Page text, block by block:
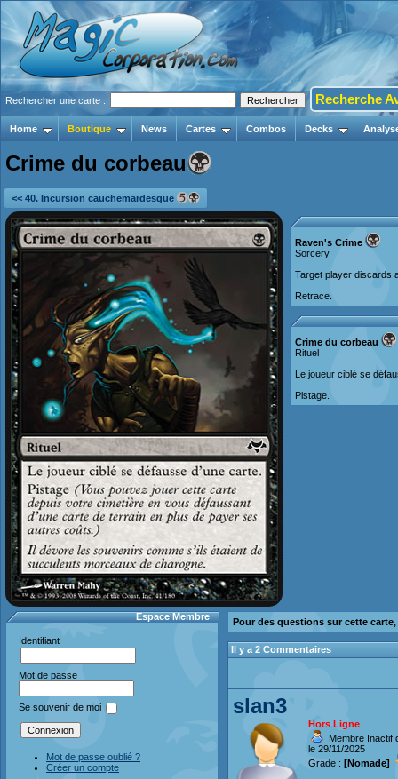
Rechercher une carte : Recherche
Home Boutique News Cartes Combos Decks
Crime du corbeau
<< 40. Incursion cauchemardesque
Raven's Crime
Sorcery
Target player discards
Retrace.
Crime du corbeau
Rituel
Le joueur ciblé se
Pistage.
Espace Membre
Identifiant
Mot de passe
Se souvenir de moi
Mot de passe oublié ?
Créer un compte
Pour des questions sur cette
Il y a 2 Commentaires
slan3
Hors Ligne
Membre Inactif
le 29/11/2025
Grade : [Nomade]